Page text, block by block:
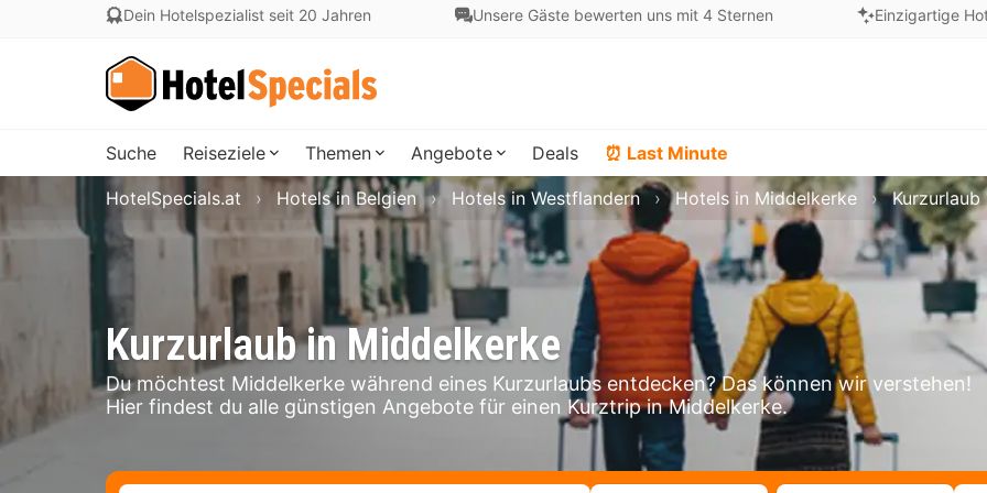
Dein Hotelspezialist seit 20 Jahren Unsere Gäste bewerten uns mit 4 Sternen Einzigartige
Suche Reiseziele Themen Angebote Deals ⏰ Last Minute
Kurzurlaub in Middelkerke
Du möchtest Middelkerke während eines Kurzurlaubs entdecken? Das können wir verstehen!
Hier findest du alle günstigen Angebote für einen Kurztrip in Middelkerke.
HotelSpecials.at Hotels in Belgien Hotels in Westflandern Hotels in Middelkerke